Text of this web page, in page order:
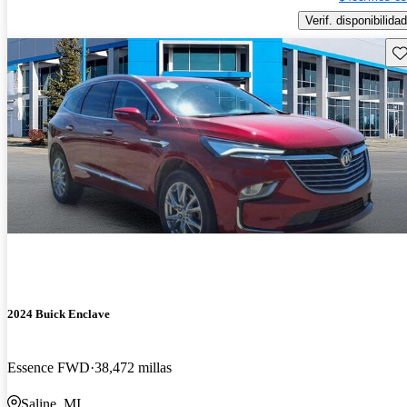
Verif. disponibilidad
2024 Buick Enclave
Essence FWD 38,472 millas
Saline, MI